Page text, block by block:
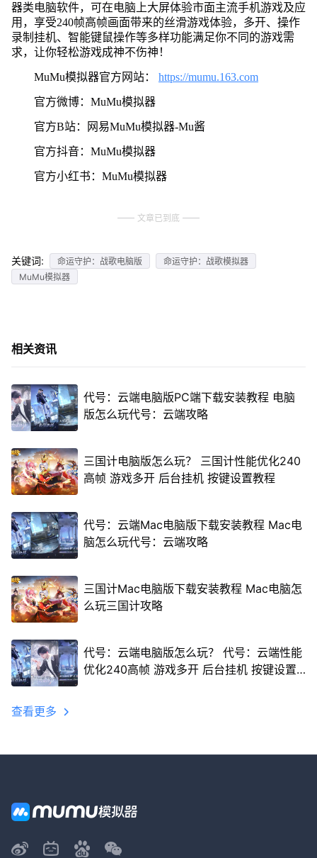
器类电脑软件，可在电脑上大屏体验市面主流手机游戏及应
用，享受240帧高帧画面带来的丝滑游戏体验，多开、操作
录制挂机、智能键鼠操作等多样功能满足你不同的游戏需
求，让你轻松游戏成神不伤神！
MuMu模拟器官方网站： https://mumu.163.com
官方微博：MuMu模拟器
官方B站：网易MuMu模拟器-Mu酱
官方抖音：MuMu模拟器
官方小红书：MuMu模拟器
文章已到底
关键词: 命运守护：战歌电脑版
命运守护：战歌模拟器
MuMu模拟器
相关资讯
代号：云端电脑版PC端下载安装教程 电脑
版怎么玩代号：云端攻略
三国计电脑版怎么玩？ 三国计性能优化240
高帧 游戏多开 后台挂机 按键设置教程
代号：云端Mac电脑版下载安装教程 Mac电
脑怎么玩代号：云端攻略
三国计Mac电脑版下载安装教程 Mac电脑怎
么玩三国计攻略
代号：云端电脑版怎么玩？ 代号：云端性能
优化240高帧 游戏多开 后台挂机 按键设置
查看更多